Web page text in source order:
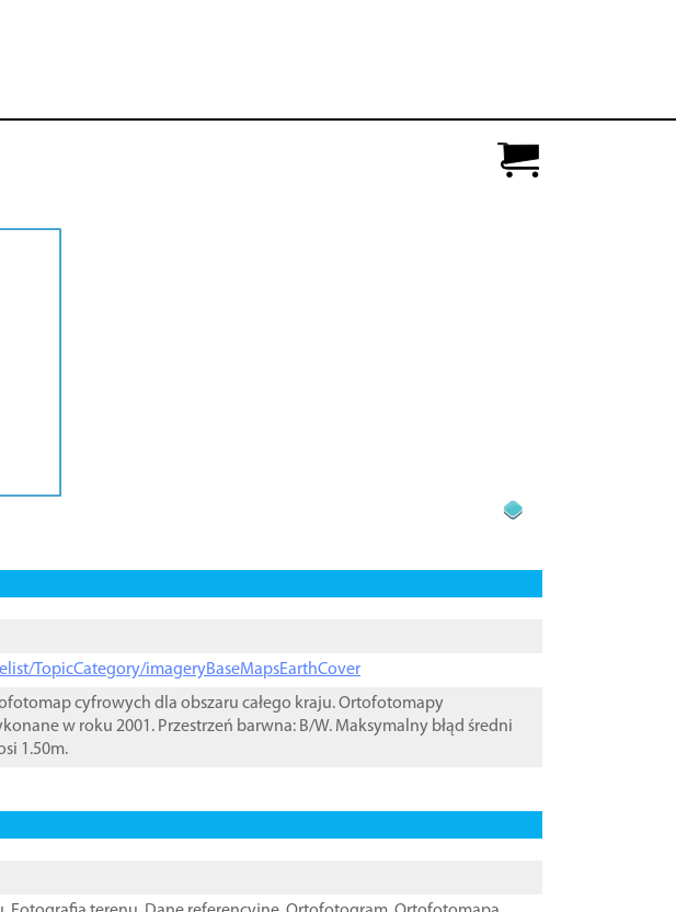
TopicCategory/imageryBaseMapsEarthCover
cyfrowych dla obszaru całego kraju. Ortofotomapy
w roku 2001. Przestrzeń barwna: B/W. Maksymalny błąd średni
1.50m.